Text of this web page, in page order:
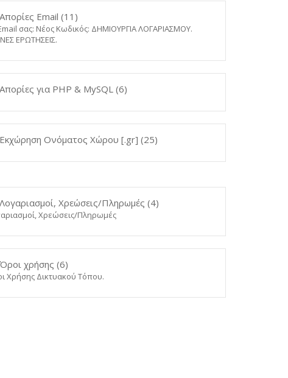
Απορίες Email (11)
σας: Νέος Κωδικός: ΔΗΜΙΟΥΡΓΙΑ ΛΟΓΑΡΙΑΣΜΟΥ.
ΕΡΩΤΗΣΕΙΣ.
Απορίες για PHP & MySQL (6)
Εκχώρηση Ονόματος Χώρου [.gr] (25)
Λογαριασμοί, Χρεώσεις/Πληρωμές (4)
Χρεώσεις/Πληρωμές
Όροι χρήσης (6)
Χρήσης Δικτυακού Τόπου.